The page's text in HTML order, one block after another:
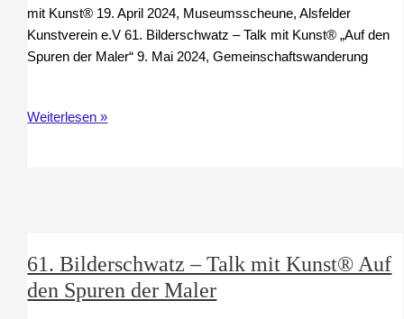
mit Kunst® 19. April 2024, Museumsscheune, Alsfelder
Kunstverein e.V 61. Bilderschwatz – Talk mit Kunst® „Auf den
Spuren der Maler“ 9. Mai 2024, Gemeinschaftswanderung
Unser
Weiterlesen »
61. Bilderschwatz – Talk mit Kunst® Auf
den Spuren der Maler